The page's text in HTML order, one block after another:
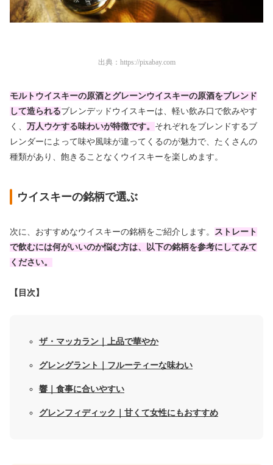
出典： https://pixabay.com
モルトウイスキーの原酒とグレーンウイスキーの原酒をブレンド
して造られるブレンデッドウイスキーは、軽い飲み口で飲みやす
く、 万人ウケする味わいが特徴です。 それぞれをブレンドするブ
レンダーによって味や風味が違ってくるのが魅力で、 たくさんの
種類があり、飽きることなくウイスキーを楽しめます。
ウイスキーの銘柄で選ぶ
次に、おすすめなウイスキーの銘柄をご紹介します。
ストレート
で飲むには何がいいのか悩む方は、以下の銘柄を参考にしてみて
ください。
【目次】
ザ・マッカラン｜上品で華やか
グレングラント｜フルーティーな味わい
響｜食事に合いやすい
グレンフィディック｜甘くて女性にもおすすめ